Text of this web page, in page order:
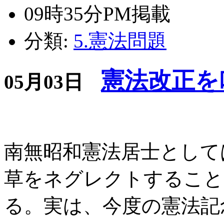
09時35分PM掲載
分類: 5.憲法問題
05月03日
憲法改正
南無昭和憲法居士とし
草をネグレクトするこ
る。実は、今度の憲法